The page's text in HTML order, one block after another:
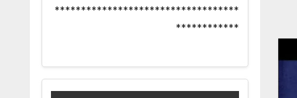
***********************************
************